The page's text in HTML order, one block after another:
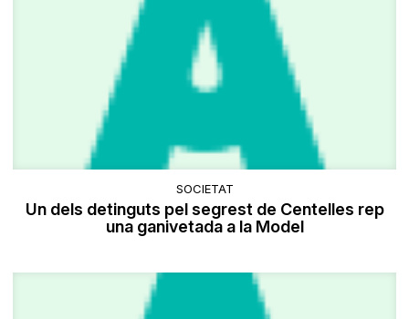
SOCIETAT
Un dels detinguts pel segrest de Centelles rep
una ganivetada a la Model